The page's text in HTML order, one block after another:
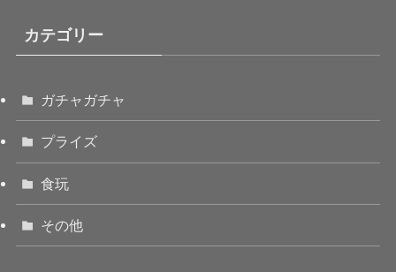
カテゴリー
ガチャガチャ
プライズ
食玩
その他